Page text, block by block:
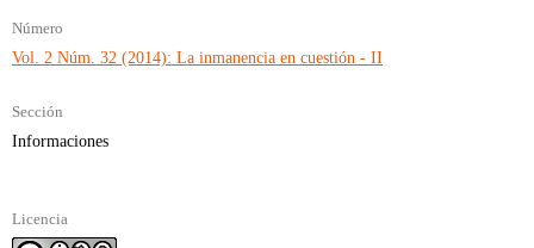
Número
Vol. 2 Núm. 32 (2014): La inmanencia en cuestión - II
Sección
Informaciones
Licencia